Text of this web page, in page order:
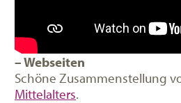
– Webseiten
Schöne Zusammenstellung
Mittelalters.